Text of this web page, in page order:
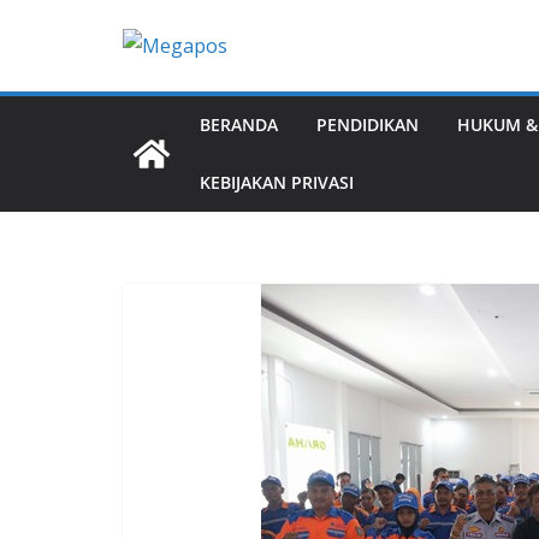
BERANDA PENDIDIKAN HUKUM
KEBIJAKAN PRIVASI